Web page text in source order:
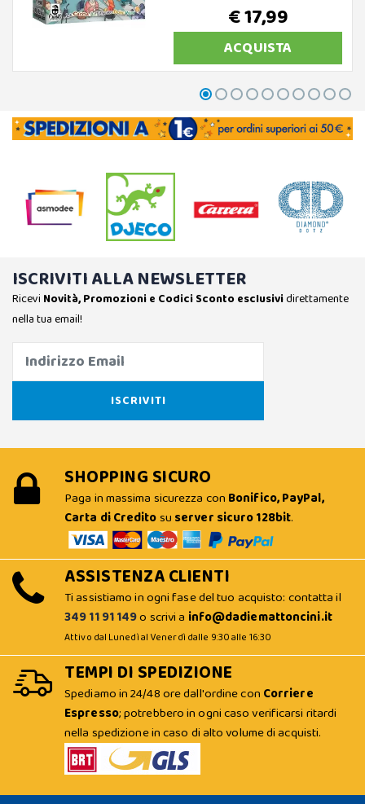
€ 17,99
ACQUISTA
ISCRIVITI ALLA NEWSLETTER
Ricevi Novità, Promozioni e Codici Sconto esclusividirettamente
nella tua email!
SHOPPING SICURO
Paga in massima sicurezza con Bonifico, PayPal,
Carta di Creditosu server sicuro 128bit.
ASSISTENZA CLIENTI
Ti assistiamo in ogni fase del tuo acquisto: contatta il
349 11 91 149o scrivi a info@dadiemattoncini.it
Attivo dal Lunedì al Venerdì dalle 9:30 alle 16:30
TEMPI DI SPEDIZIONE
Spediamo in 24/48 ore dall'ordine con Corriere
Espresso; potrebbero in ogni caso verificarsi ritardi
nella spedizione in caso di alto volume di acquisti.